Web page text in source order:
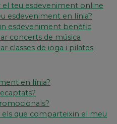
teu esdeveniment online
esdeveniment en línia?
esdeveniment benèfic
concerts de música
classes de ioga i pilates
en línia?
que comparteixin el meu